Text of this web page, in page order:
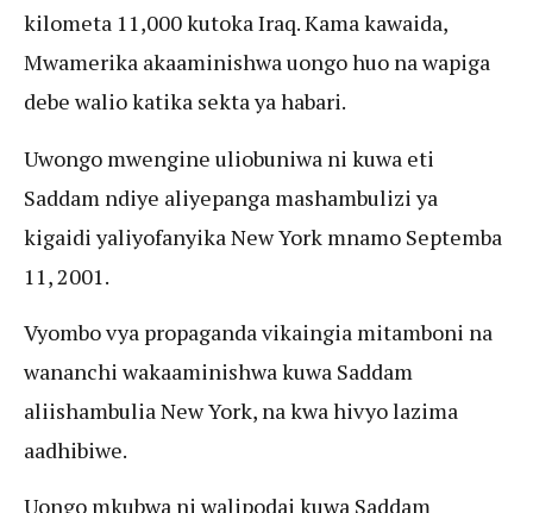
kilometa 11,000 kutoka Iraq. Kama kawaida,
Mwamerika akaaminishwa uongo huo na wapiga
debe walio katika sekta ya habari.
Uwongo mwengine uliobuniwa ni kuwa eti
Saddam ndiye aliyepanga mashambulizi ya
kigaidi yaliyofanyika New York mnamo Septemba
11, 2001.
Vyombo vya propaganda vikaingia mitamboni na
wananchi wakaaminishwa kuwa Saddam
aliishambulia New York, na kwa hivyo lazima
aadhibiwe.
Uongo mkubwa ni walipodai kuwa Saddam